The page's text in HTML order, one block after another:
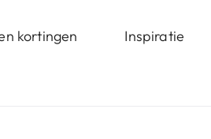
kortingen Inspiratie